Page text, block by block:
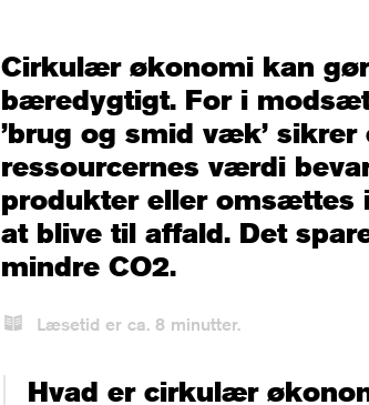
Cirkulær økonomi kan
bæredygtigt. For i
’brug og smid væk’
ressourcernes værdi
produkter eller omsættes
at blive til affald. Det
mindre CO2.
Læsetid er ca. 8minutter.
Hvad er cirkulær